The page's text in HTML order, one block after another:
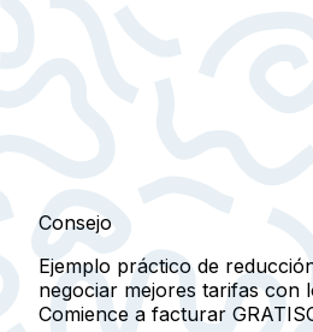
Consejo
Ejemplo práctico de
negociar mejores tarifas con
Comience a facturar GRATIS